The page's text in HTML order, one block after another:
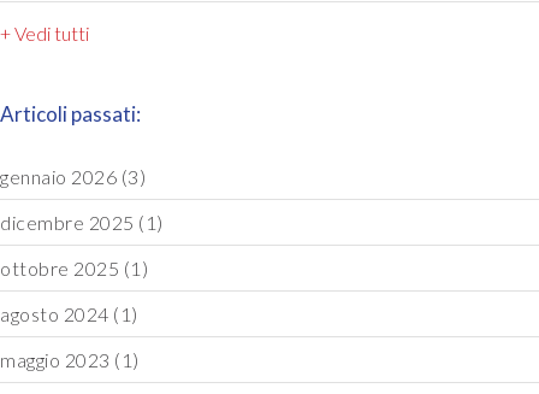
+ Vedi tutti
Articoli passati:
gennaio 2026 (3)
dicembre 2025 (1)
ottobre 2025 (1)
agosto 2024 (1)
maggio 2023 (1)